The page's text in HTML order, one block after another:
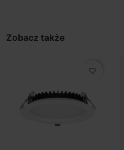
Zobacz także
favorite_border